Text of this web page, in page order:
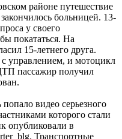
районе путешествие
больницей. 13-
у своего
покататься. На
15-летнего друга.
управлением, и мотоцикл
пассажир получил
видео серьезного
которого стали
опубликовали в
Транспортные